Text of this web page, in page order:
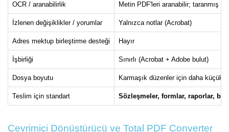
OCR / aranabilirlik Metin PDF'leri aranabilir; taranmış
İzlenen değişiklikler / yorumlar Yalnızca notlar (Acrobat)
Adres mektup birleştirme desteği Hayır
İşbirliği Sınırlı (Acrobat + Adobe bulut)
Dosya boyutu Karmaşık düzenler için daha küçük
Teslim için standart Sözleşmeler, formlar, raporlar,
Çevrimiçi Dönüştürücü ve Total PDF Converter